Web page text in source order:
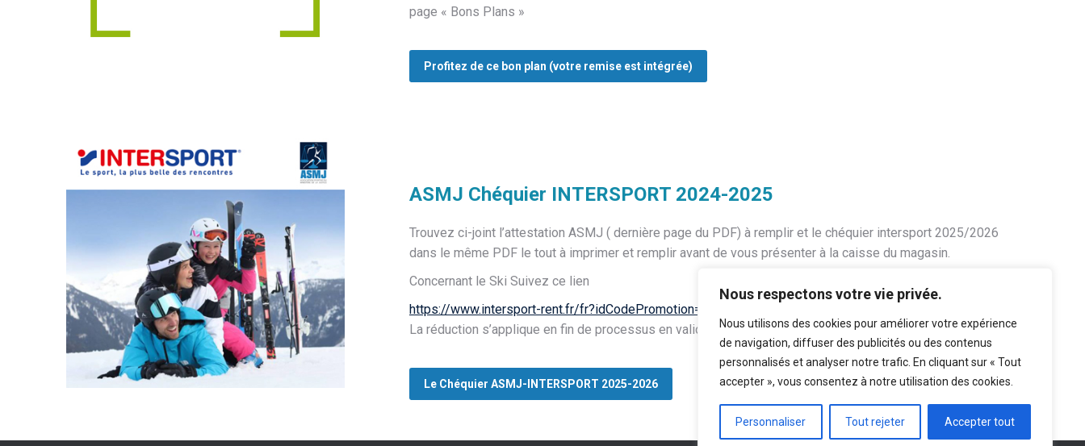
Nous respectons votre vie privée.
Nous utilisons des cookies pour améliorer votre expérience
de navigation, diffuser des publicités ou des contenus
personnalisés et analyser notre trafic. En cliquant sur « Tout
accepter », vous consentez à notre utilisation des cookies.
Personnaliser Tout rejeter Accepter tout
page « Bons Plans »
Profitez de ce bon plan (votre remise est intégrée)
ASMJ Chéquier INTERSPORT 2024-2025
Trouvez ci-joint l’attestation ASMJ ( dernière page du PDF) à remplir et le chéquier intersport 2025/2026
dans le même PDF le tout à imprimer et remplir avant de vous présenter à la caisse du magasin.
Concernant le Ski Suivez ce lien
https://www.intersport-rent.fr/fr?idCodePromotion=43328&
La réduction s’applique en fin de processus en validant votre panier.
Le Chéquier ASMJ-INTERSPORT 2025-2026